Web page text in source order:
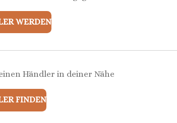
WERDEN
Händler in deiner Nähe
FINDEN